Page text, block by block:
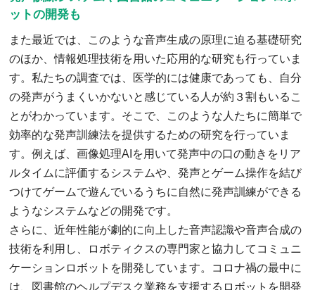
ットの開発も
また最近では、このような音声生成の原理に迫る基礎研究
のほか、情報処理技術を用いた応用的な研究も行っていま
す。私たちの調査では、医学的には健康であっても、自分
の発声がうまくいかないと感じている人が約３割もいるこ
とがわかっています。そこで、このような人たちに簡単で
効率的な発声訓練法を提供するための研究を行っていま
す。例えば、画像処理AIを用いて発声中の口の動きをリア
ルタイムに評価するシステムや、発声とゲーム操作を結び
つけてゲームで遊んでいるうちに自然に発声訓練ができる
ようなシステムなどの開発です。
さらに、近年性能が劇的に向上した音声認識や音声合成の
技術を利用し、ロボティクスの専門家と協力してコミュニ
ケーションロボットを開発しています。コロナ禍の最中に
は、図書館のヘルプデスク業務を支援するロボットを開発